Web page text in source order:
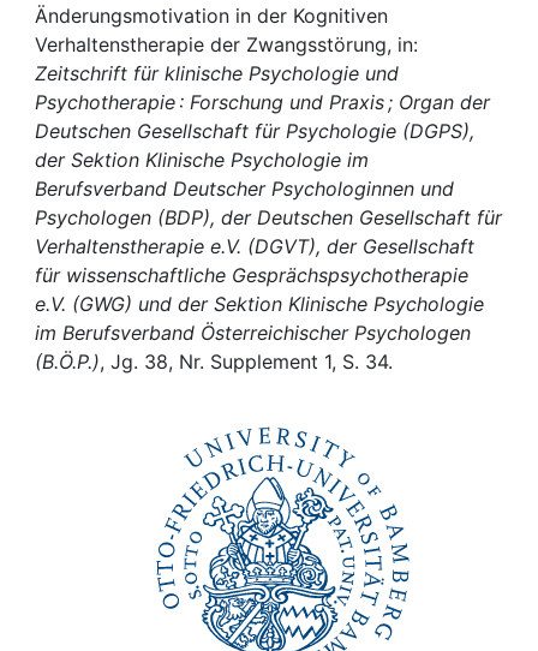
Help
Änderungsmotivation in der Kognitiven
Verhaltenstherapie der Zwangsstörung, in:
Zeitschrift für klinische Psychologie und
Psychotherapie : Forschung und Praxis ; Organ der
Deutschen Gesellschaft für Psychologie (DGPS),
der Sektion Klinische Psychologie im
Berufsverband Deutscher Psychologinnen und
Psychologen (BDP), der Deutschen Gesellschaft für
Verhaltenstherapie e.V. (DGVT), der Gesellschaft
für wissenschaftliche Gesprächspsychotherapie
e.V. (GWG) und der Sektion Klinische Psychologie
im Berufsverband Österreichischer Psychologen
(B.Ö.P.), Jg. 38, Nr. Supplement 1, S. 34.